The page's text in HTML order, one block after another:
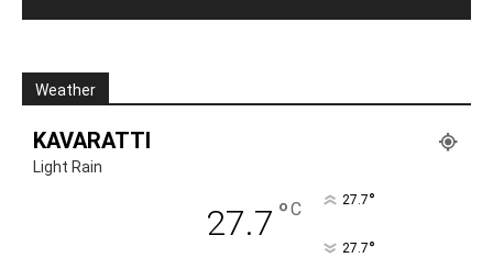
Weather
KAVARATTI
Light Rain
27.7 °C 27.7°
27.7°